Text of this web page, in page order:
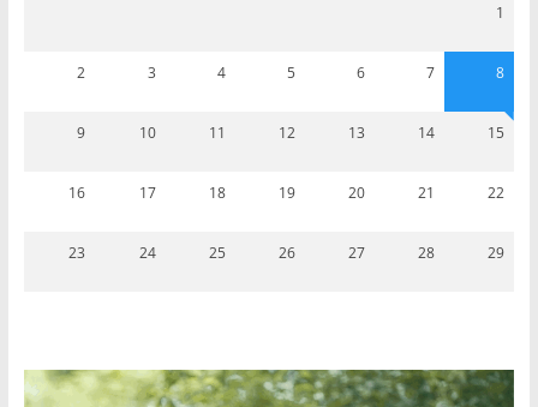
1
2 3 4 5 6 7 8
9 10 11 12 13 14 15
16 17 18 19 20 21 22
23 24 25 26 27 28 29